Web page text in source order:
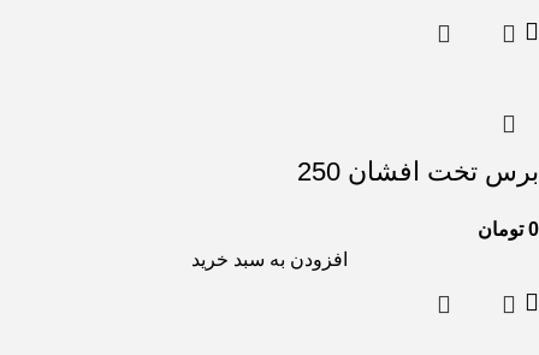
برس تخت افشان 250
0 تومان
افزودن به سبد خرید